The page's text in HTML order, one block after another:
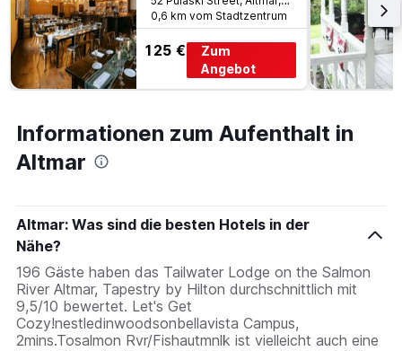
0,6 km vom Stadtzentrum
125 €
Zum
Angebot
Informationen zum Aufenthalt in
Altmar
Altmar: Was sind die besten Hotels in der
Nähe?
196 Gäste haben das Tailwater Lodge on the Salmon
River Altmar, Tapestry by Hilton durchschnittlich mit
9,5/10 bewertet. Let's Get
Cozy!nestledinwoodsonbellavista Campus,
2mins.Tosalmon Rvr/Fishautmnlk ist vielleicht auch eine